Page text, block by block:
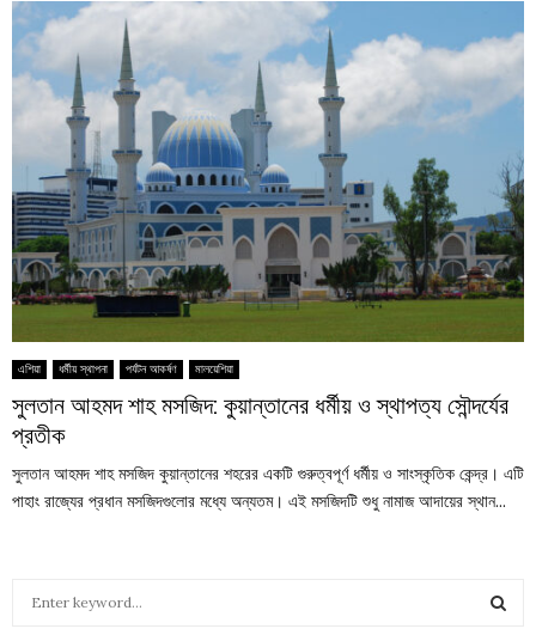
এশিয়া ধর্মীয় স্থাপনা পর্যটন আকর্ষণ মালয়েশিয়া
সুলতান আহমদ শাহ মসজিদ: কুয়ান্তানের ধর্মীয় ও স্থাপত্য সৌন্দর্যের
প্রতীক
সুলতান আহমদ শাহ মসজিদ কুয়ান্তানের শহরের একটি গুরুত্বপূর্ণ ধর্মীয় ও সাংস্কৃতিক কেন্দ্র। এটি
পাহাং রাজ্যের প্রধান মসজিদগুলোর মধ্যে অন্যতম। এই মসজিদটি শুধু নামাজ আদায়ের স্থান...